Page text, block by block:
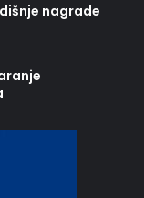
nagrade